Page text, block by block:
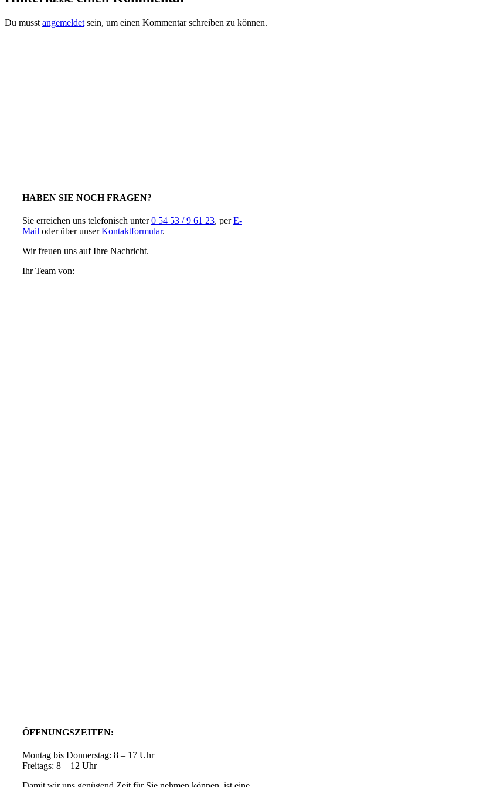
Du musst angemeldet sein, um einen Kommentar schreiben zu können.
HABEN SIE NOCH FRAGEN?
Sie erreichen uns telefonisch unter0 54 53 / 9 61 23, perE-
Mail oder über unserKontaktformular.
Wir freuen uns auf Ihre Nachricht.
Ihr Team von:
ÖFFNUNGSZEITEN:
Montag bis Donnerstag: 8 – 17 Uhr
Freitags: 8 – 12 Uhr